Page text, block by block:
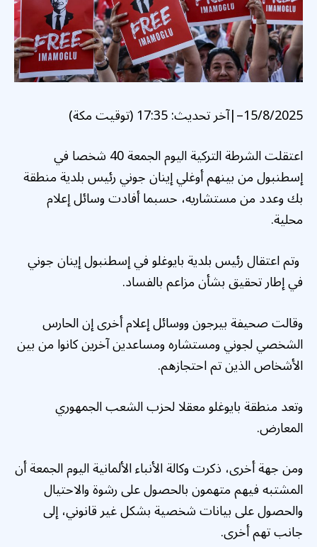
15/8/2025
–
|آخر تحديث:17:35 (توقيت مكة)
اعتقلت الشرطة التركية اليوم الجمعة 40 شخصا في
إسطنبول من بينهم أوغلي إينان جوني رئيس بلدية منطقة
بك وعدد من مستشاريه، حسبما أفادت وسائل إعلام
محلية.
وتم اعتقال رئيس بلدية بايوغلو في إسطنبول إينان جوني
في إطار تحقيق بشأن مزاعم بالفساد.
وقالت صحيفة بيرجون ووسائل إعلام أخرى إن الحارس
الشخصي لجوني ومستشاره ومساعدين آخرين كانوا من بين
الأشخاص الذين تم احتجازهم.
وتعد منطقة بايوغلو معقلا لحزب الشعب الجمهوري
المعارض.
ومن جهة أخرى، ذكرت وكالة الأنباء الألمانية اليوم الجمعة أن
المشتبه فيهم متهمون بالحصول على رشوة والاحتيال
والحصول على بيانات شخصية بشكل غير قانوني، إلى
جانب تهم أخرى.